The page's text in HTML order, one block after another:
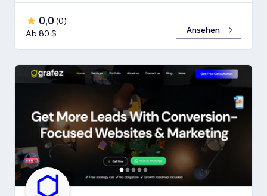
0,0 (0)
Ab 80 $
Ansehen